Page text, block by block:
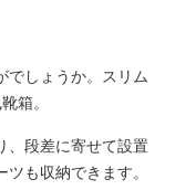
でしょうか。スリム
箱。
、段差に寄せて設置
も収納できます。